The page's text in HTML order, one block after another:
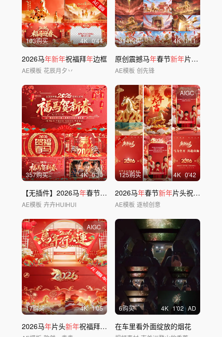
103购买 4K 0'44
2026马年新年祝福拜年边框
AE模板 花辰月夕丷
314购买 4K 1'11
原创震撼马年春节新年片头开场
AE模板 创先锋
357购买 4K 0'30
【无插件】2026马年春节新年 片头
AE模板 卉卉HUIHUI
AIGC
125购买 4K 0'42
2026马年春节新年片头祝福拜
AE模板 逐帧创意
AIGC
17购买 4K 1'05
2026马年片头新年祝福拜年 边框
6购买 4K 1'02 AD
在车里看外面绽放的烟花